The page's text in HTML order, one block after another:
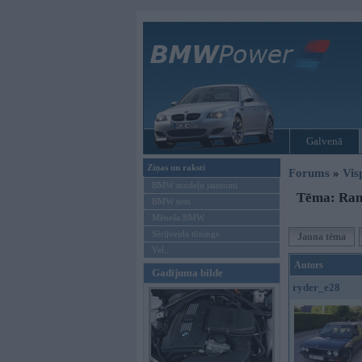
Galvenā
Ziņas un raksti
BMW modeļu jaunumi
BMW testi
Mēneša BMW
Sērijveida tūnings
Vel...
Gadījuma bilde
Forums »
Tēma:
Jauna tēma
Autors
ryder_e28